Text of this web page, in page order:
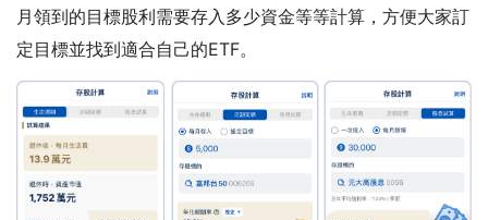
月領到的目標股利需要存入多少資金等等計算，方便大家訂
定目標並找到適合自己的ETF。